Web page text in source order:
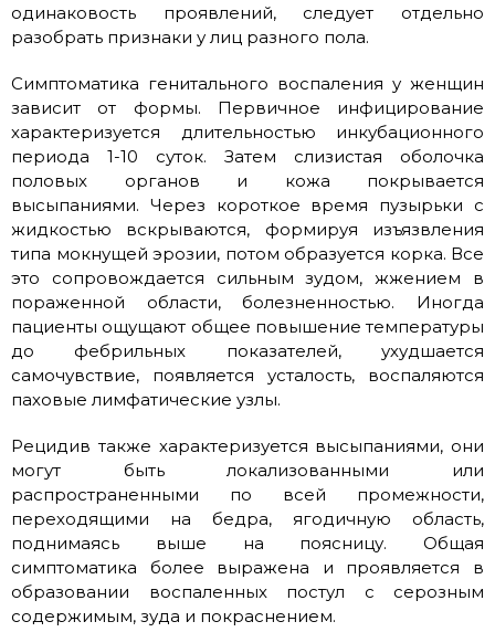
одинаковость проявлений, следует отдельно
разобрать признаки у лиц разного пола.
Симптоматика генитального воспаления у женщин
зависит от формы. Первичное инфицирование
характеризуется длительностью инкубационного
периода 1-10 суток. Затем слизистая оболочка
половых органов и кожа покрывается
высыпаниями. Через короткое время пузырьки с
жидкостью вскрываются, формируя изъязвления
типа мокнущей эрозии, потом образуется корка. Все
это сопровождается сильным зудом, жжением в
пораженной области, болезненностью. Иногда
пациенты ощущают общее повышение температуры
до фебрильных показателей, ухудшается
самочувствие, появляется усталость, воспаляются
паховые лимфатические узлы.
Рецидив также характеризуется высыпаниями, они
могут быть локализованными или
распространенными по всей промежности,
переходящими на бедра, ягодичную область,
поднимаясь выше на поясницу. Общая
симптоматика более выражена и проявляется в
образовании воспаленных постул с серозным
содержимым, зуда и покраснением.